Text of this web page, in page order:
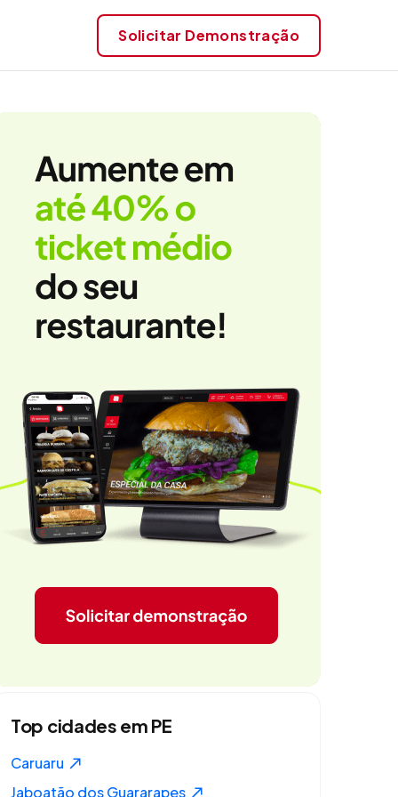
Solicitar Demonstração
Top cidades em PE
Caruaru
Jaboatão dos Guararapes